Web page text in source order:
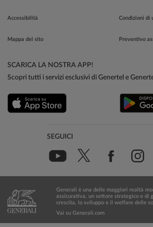
Accessibilità
Mappa del sito
Condizioni di
Preventivo
SCARICA LA NOSTRA APP!
Scopri tutti i servizi esclusivi di Genertel e
SEGUICI
Generali è una delle maggiori realtà
assicurativa, un settore strategico e di
crescita, lo sviluppo e il welfare delle
Vai su Generali.com